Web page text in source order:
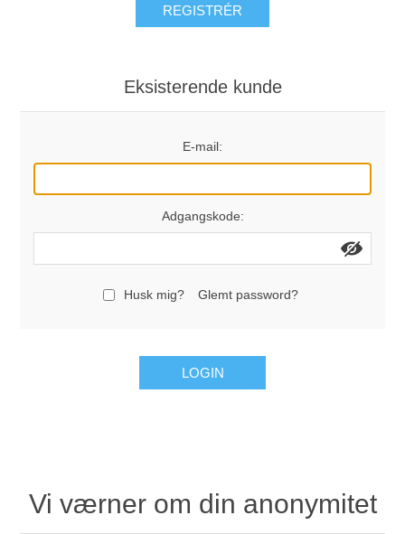
REGISTRÉR
Eksisterende kunde
E-mail:
Adgangskode:
Husk mig? Glemt password?
LOGIN
Vi værner om din anonymitet